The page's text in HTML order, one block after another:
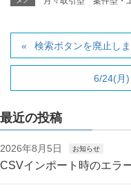
検索ボタンを廃止しま
6/24(月
最近の投稿
2026年8月5日 お知らせ
CSVインポート時のエラ